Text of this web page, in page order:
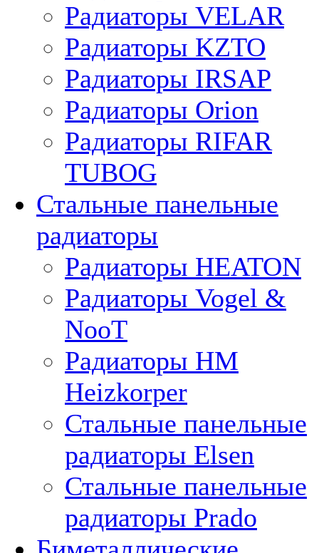
Радиаторы VELAR
Радиаторы KZTO
Радиаторы IRSAP
Радиаторы Orion
Радиаторы RIFAR
TUBOG
Стальные панельные
радиаторы
Радиаторы HEATON
Радиаторы Vogel &
NooT
Радиаторы HM
Heizkorper
Стальные панельные
радиаторы Elsen
Стальные панельные
радиаторы Prado